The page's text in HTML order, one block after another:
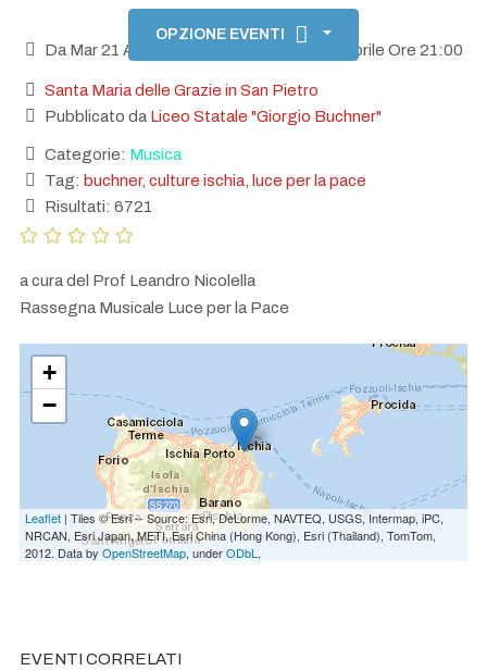
OPZIONE EVENTI
Da Mar 21 Aprile Ore 19:00 fino a Mar 21 Aprile Ore 21:00
Santa Maria delle Grazie in San Pietro
Pubblicato da Liceo Statale "Giorgio Buchner"
Categorie: Musica
Tag: buchner, culture ischia
luce per la pace
Risultati: 6721
a cura del Prof Leandro Nicolella
Rassegna Musicale Luce per la Pace
+
−
Leaflet | Tiles © Esri -- Source: Esri, DeLorme, NAVTEQ, USGS, Intermap, iPC,
NRCAN, Esri Japan, METI, Esri China (Hong Kong), Esri (Thailand), TomTom,
2012. Data by OpenStreetMap, underODbL.
EVENTI CORRELATI